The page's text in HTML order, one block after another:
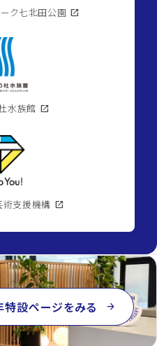
ク七北田公園 open_in_new
水族館 open_in_new
術支援機構 open_in_new
特設ページをみる arrow_forward